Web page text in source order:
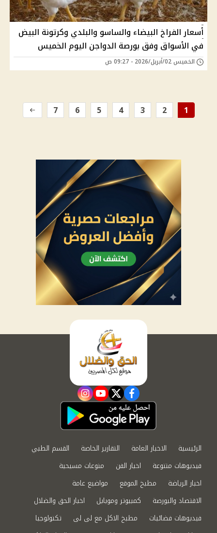
أسعار الفراخ البيضاء والساسو والبلدي وكرتونة البيض
في الأسواق وفق بورصة الدواجن اليوم الخميس
الخميس 02/أبريل/2026 - 09:27 ص
1
2
3
4
5
6
7
facebook
twitter
youtube
instagram
الرئيسية الاخبار العامة التقارير الخاصة
القسم الطبي
فيديوهات متنوعة
اخبار الفن
منوعات مسيحية
اخبار الرياضة
مطبخ الموقع
مواضيع عامة
الاقتصاد والبورصة
كمبيوتر وموبايل
اخبار الحق والضلال
فيديوهات فضائيات
مطبخ الاكل مع لى لى
تكنولوجيا